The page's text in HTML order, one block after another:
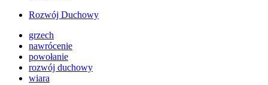
Rozwój Duchowy
grzech
nawrócenie
powołanie
rozwój duchowy
wiara